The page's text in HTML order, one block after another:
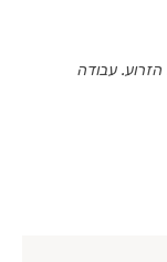
הזרוע. עבודה